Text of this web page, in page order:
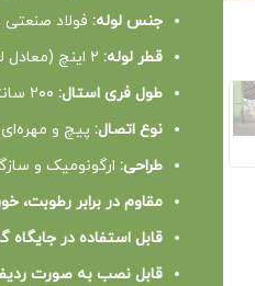
جنس لوله: فولاد صنعتی
قطر لوله:
طول فری استال:
نوع اتصال: پیچ و
طراحی: ارگونومیک و
مقاوم در برابر رطوبت،
قابل استفاده در جایگاه
قابل نصب به صورت